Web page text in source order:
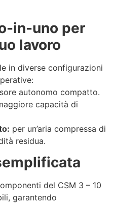
in-uno per
lavoro
in diverse configurazioni
autonomo compatto.
capacità di
per un’aria compressa di
residua.
del CSM 3 – 10
garantendo